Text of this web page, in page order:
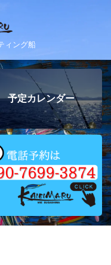
ィング船
予定カレンダー